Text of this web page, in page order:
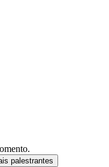
palestrantes